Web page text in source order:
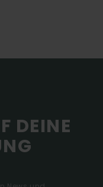
DEINE